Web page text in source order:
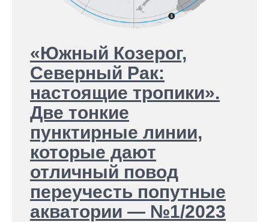
«Южный Козерог,
Северный Рак:
настоящие тропики».
Две тонкие
пунктирные линии,
которые дают
отличный повод
переучесть попутные
акватории — №1/2023